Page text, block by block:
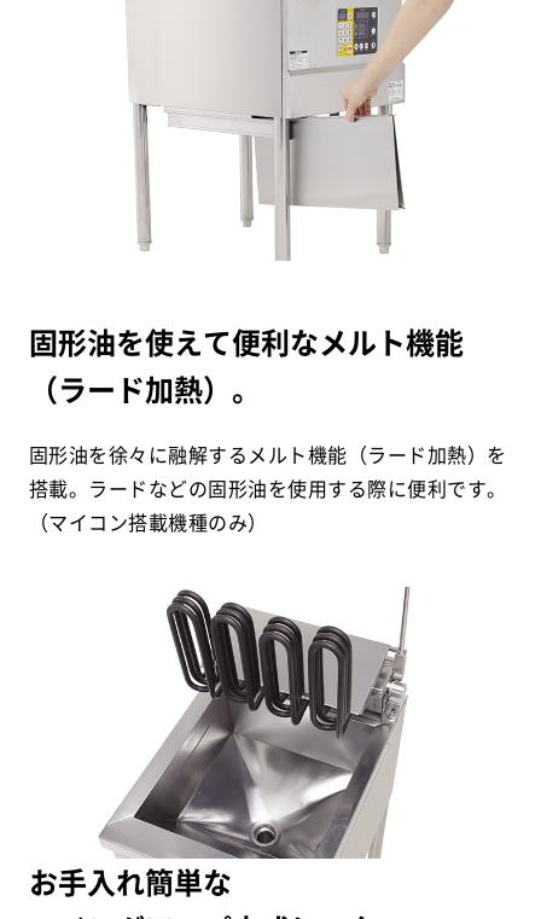
固形油を使えて便利なメルト機能
（ラード加熱）。
固形油を徐々に融解するメルト機能（ラード加熱）を
搭載。ラードなどの固形油を使用する際に便利です。
（マイコン搭載機種のみ）
お手入れ簡単な